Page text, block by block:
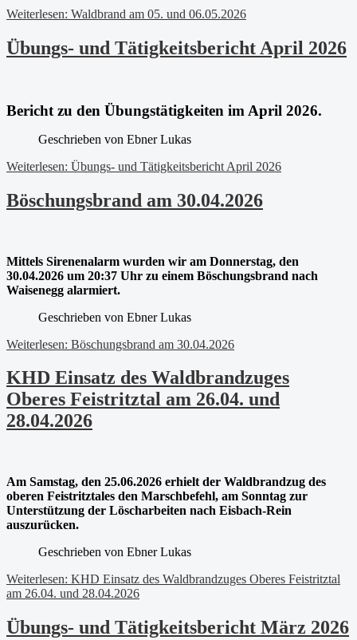
Weiterlesen: Waldbrand am 05. und 06.05.2026
Übungs- und Tätigkeitsbericht April 2026
Bericht zu den Übungstätigkeiten im April 2026.
Geschrieben von Ebner Lukas
Weiterlesen: Übungs- und Tätigkeitsbericht April 2026
Böschungsbrand am 30.04.2026
Mittels Sirenenalarm wurden wir am Donnerstag, den
30.04.2026 um 20:37 Uhr zu einem Böschungsbrand nach
Waisenegg alarmiert.
Geschrieben von Ebner Lukas
Weiterlesen: Böschungsbrand am 30.04.2026
KHD Einsatz des Waldbrandzuges
Oberes Feistritztal am 26.04. und
28.04.2026
Am Samstag, den 25.06.2026 erhielt der Waldbrandzug des
oberen Feistritztales den Marschbefehl, am Sonntag zur
Unterstützung der Löscharbeiten nach Eisbach-Rein
auszurücken.
Geschrieben von Ebner Lukas
Weiterlesen: KHD Einsatz des Waldbrandzuges Oberes Feistritztal
am 26.04. und 28.04.2026
Übungs- und Tätigkeitsbericht März 2026